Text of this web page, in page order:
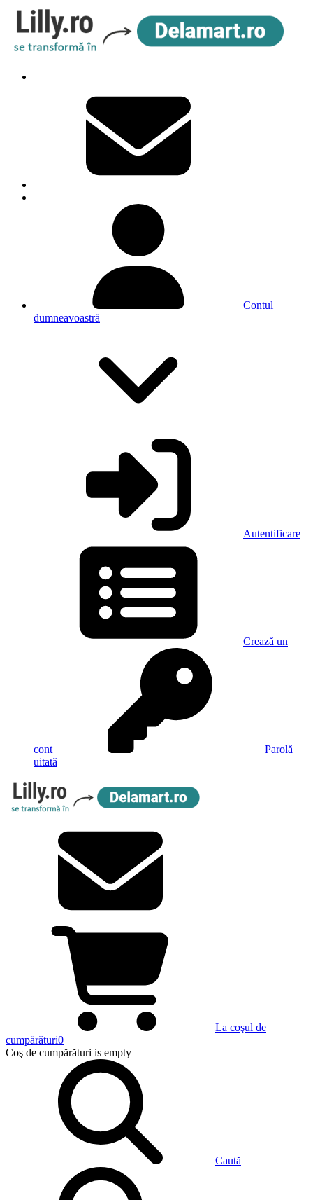
Contul
dumneavoastră
Autentificare
Crează un
cont
Parolă
uitată
La coşul de
cumpărături0
Coş de cumpărături is empty
Caută